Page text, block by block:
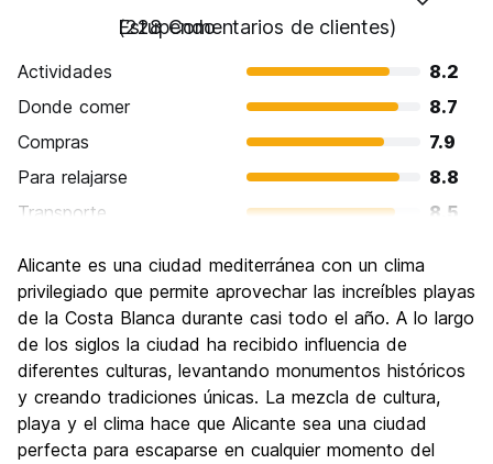
Estupendo
(228 Comentarios de clientes)
Actividades
8.2
Donde comer
8.7
Compras
7.9
Para relajarse
8.8
Transporte
8.5
Cultura
8.0
Fiesta
8.4
Calidad Precio
Alicante es una ciudad mediterránea con un clima
privilegiado que permite aprovechar las increíbles playas
de la Costa Blanca durante casi todo el año. A lo largo
de los siglos la ciudad ha recibido influencia de
diferentes culturas, levantando monumentos históricos
y creando tradiciones únicas. La mezcla de cultura,
playa y el clima hace que Alicante sea una ciudad
perfecta para escaparse en cualquier momento del